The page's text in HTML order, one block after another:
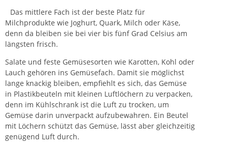
Das mittlere Fach ist der beste Platz für
Milchprodukte wie Joghurt, Quark, Milch oder Käse,
denn da bleiben sie bei vier bis fünf Grad Celsius am
längsten frisch.
Salate und feste Gemüsesorten wie Karotten, Kohl oder
Lauch gehören ins Gemüsefach. Damit sie möglichst
lange knackig bleiben, empfiehlt es sich, das Gemüse
in Plastikbeuteln mit kleinen Luftlöchern zu verpacken,
denn im Kühlschrank ist die Luft zu trocken, um
Gemüse darin unverpackt aufzubewahren. Ein Beutel
mit Löchern schützt das Gemüse, lässt aber gleichzeitig
genügend Luft durch.